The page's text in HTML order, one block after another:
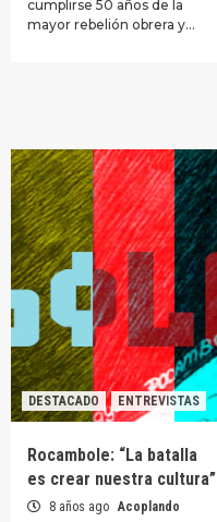
cumplirse 50 años de la
mayor rebelión obrera y…
DESTACADO ENTREVISTAS
Rocambole: “La batalla
es crear nuestra cultura”
8 años ago Acoplando